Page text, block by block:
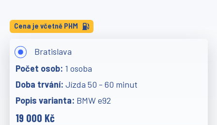
Cena je včetně PHM
Bratislava
1 osoba
Jízda 50 - 60 minut
BMW e92
19 000 Kč